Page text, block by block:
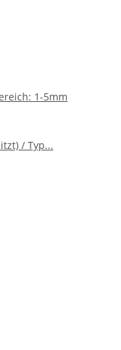
1-5mm